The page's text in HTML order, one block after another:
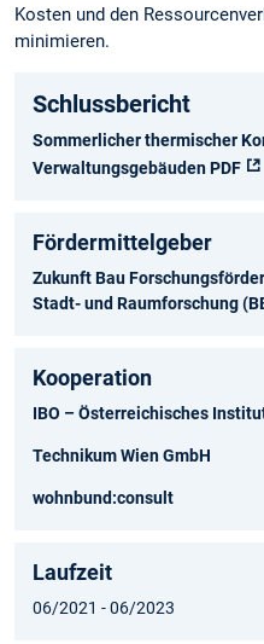
Kosten und den
minimieren.
Schlussbericht
Sommerlicher thermischer
Verwaltungsgebäuden PDF
Fördermittelgeber
Zukunft Bau
Stadt- und Raumforschung
Kooperation
IBO – Österreichisches
Technikum Wien GmbH
wohnbund:consult
Laufzeit
06/2021 - 06/2023